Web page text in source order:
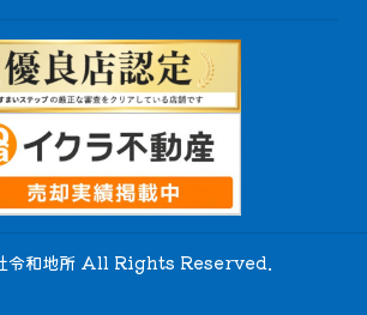
令和地所 All Rights Reserved.